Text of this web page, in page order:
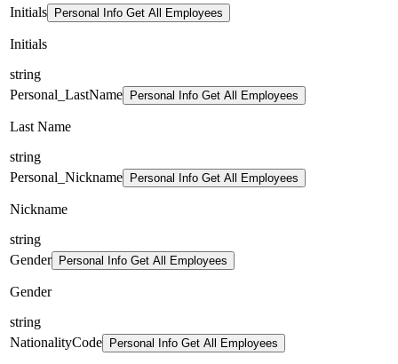
Initials
Personal Info Get All Employees
Initials
string
Personal_LastName
Personal Info Get All Employees
Last Name
string
Personal_Nickname
Personal Info Get All Employees
Nickname
string
Gender
Personal Info Get All Employees
Gender
string
NationalityCode
Personal Info Get All Employees